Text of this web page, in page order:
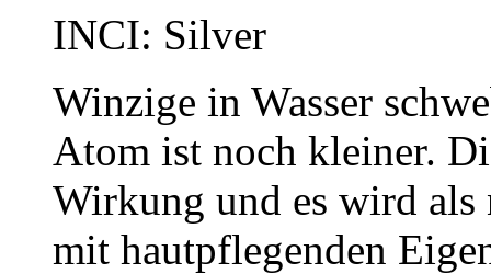
INCI: Silver
Winzige in Wasser
Atom ist noch kleiner.
Wirkung und es wird
mit hautpflegenden